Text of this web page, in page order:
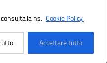
la ns. Cookie Policy.
Accettare tutto
3D Solution S.r.l.
Designers Italia